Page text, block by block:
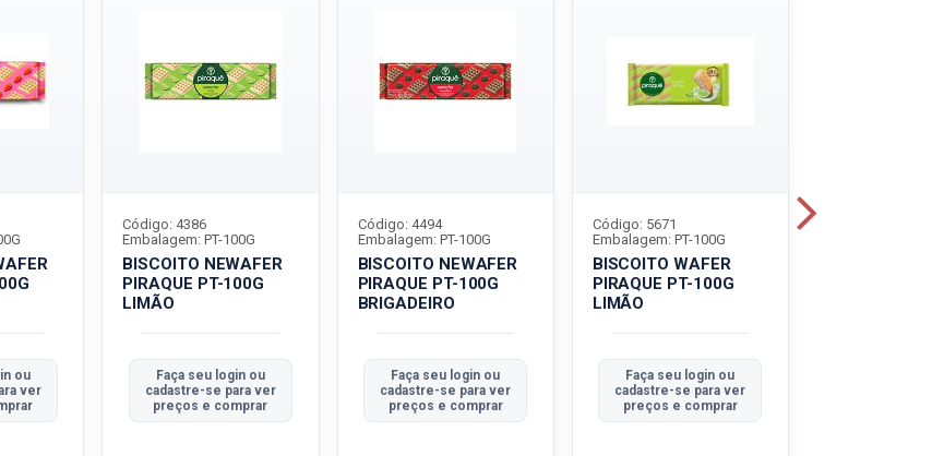
ou
ver
BISCOITO NEWAFER
PIRAQUE PT-100G
LIMÃO
Código: 4386
Embalagem: PT-100G
Faça seu login ou
cadastre-se para ver
preços e comprar
BISCOITO NEWAFER
PIRAQUE PT-100G
BRIGADEIRO
Código: 4494
Embalagem: PT-100G
Faça seu login ou
cadastre-se para ver
preços e comprar
BISCOITO WAFER
PIRAQUE PT-100G
LIMÃO
Código: 5671
Embalagem: PT-100G
Faça seu login ou
cadastre-se para ver
preços e comprar